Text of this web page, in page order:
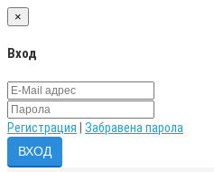
×
Вход
Регистрация Забравена парола